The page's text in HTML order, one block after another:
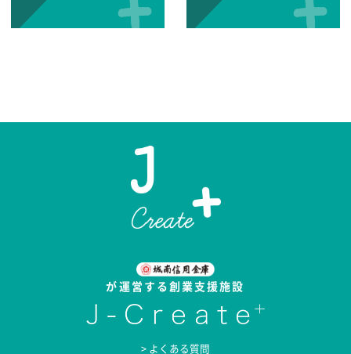
が運営する創業支援施設
> よくある質問